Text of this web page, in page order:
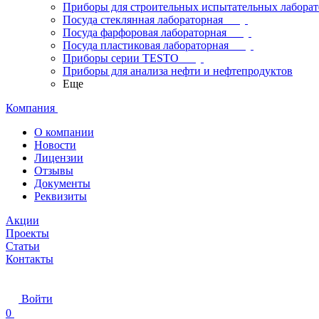
Приборы для строительных испытательных
Посуда стеклянная лабораторная
Посуда фарфоровая лабораторная
Посуда пластиковая лабораторная
Приборы серии TESTO
Приборы для анализа нефти и нефтепродуктов
Еще
Компания
О компании
Новости
Лицензии
Отзывы
Документы
Реквизиты
Акции
Проекты
Статьи
Контакты
Войти
0